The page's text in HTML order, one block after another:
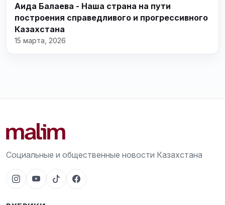
Аида Балаева - Наша страна на пути
построения справедливого и прогрессивного
Казахстана
15 марта, 2026
Социальные и общественные новости Казахстана